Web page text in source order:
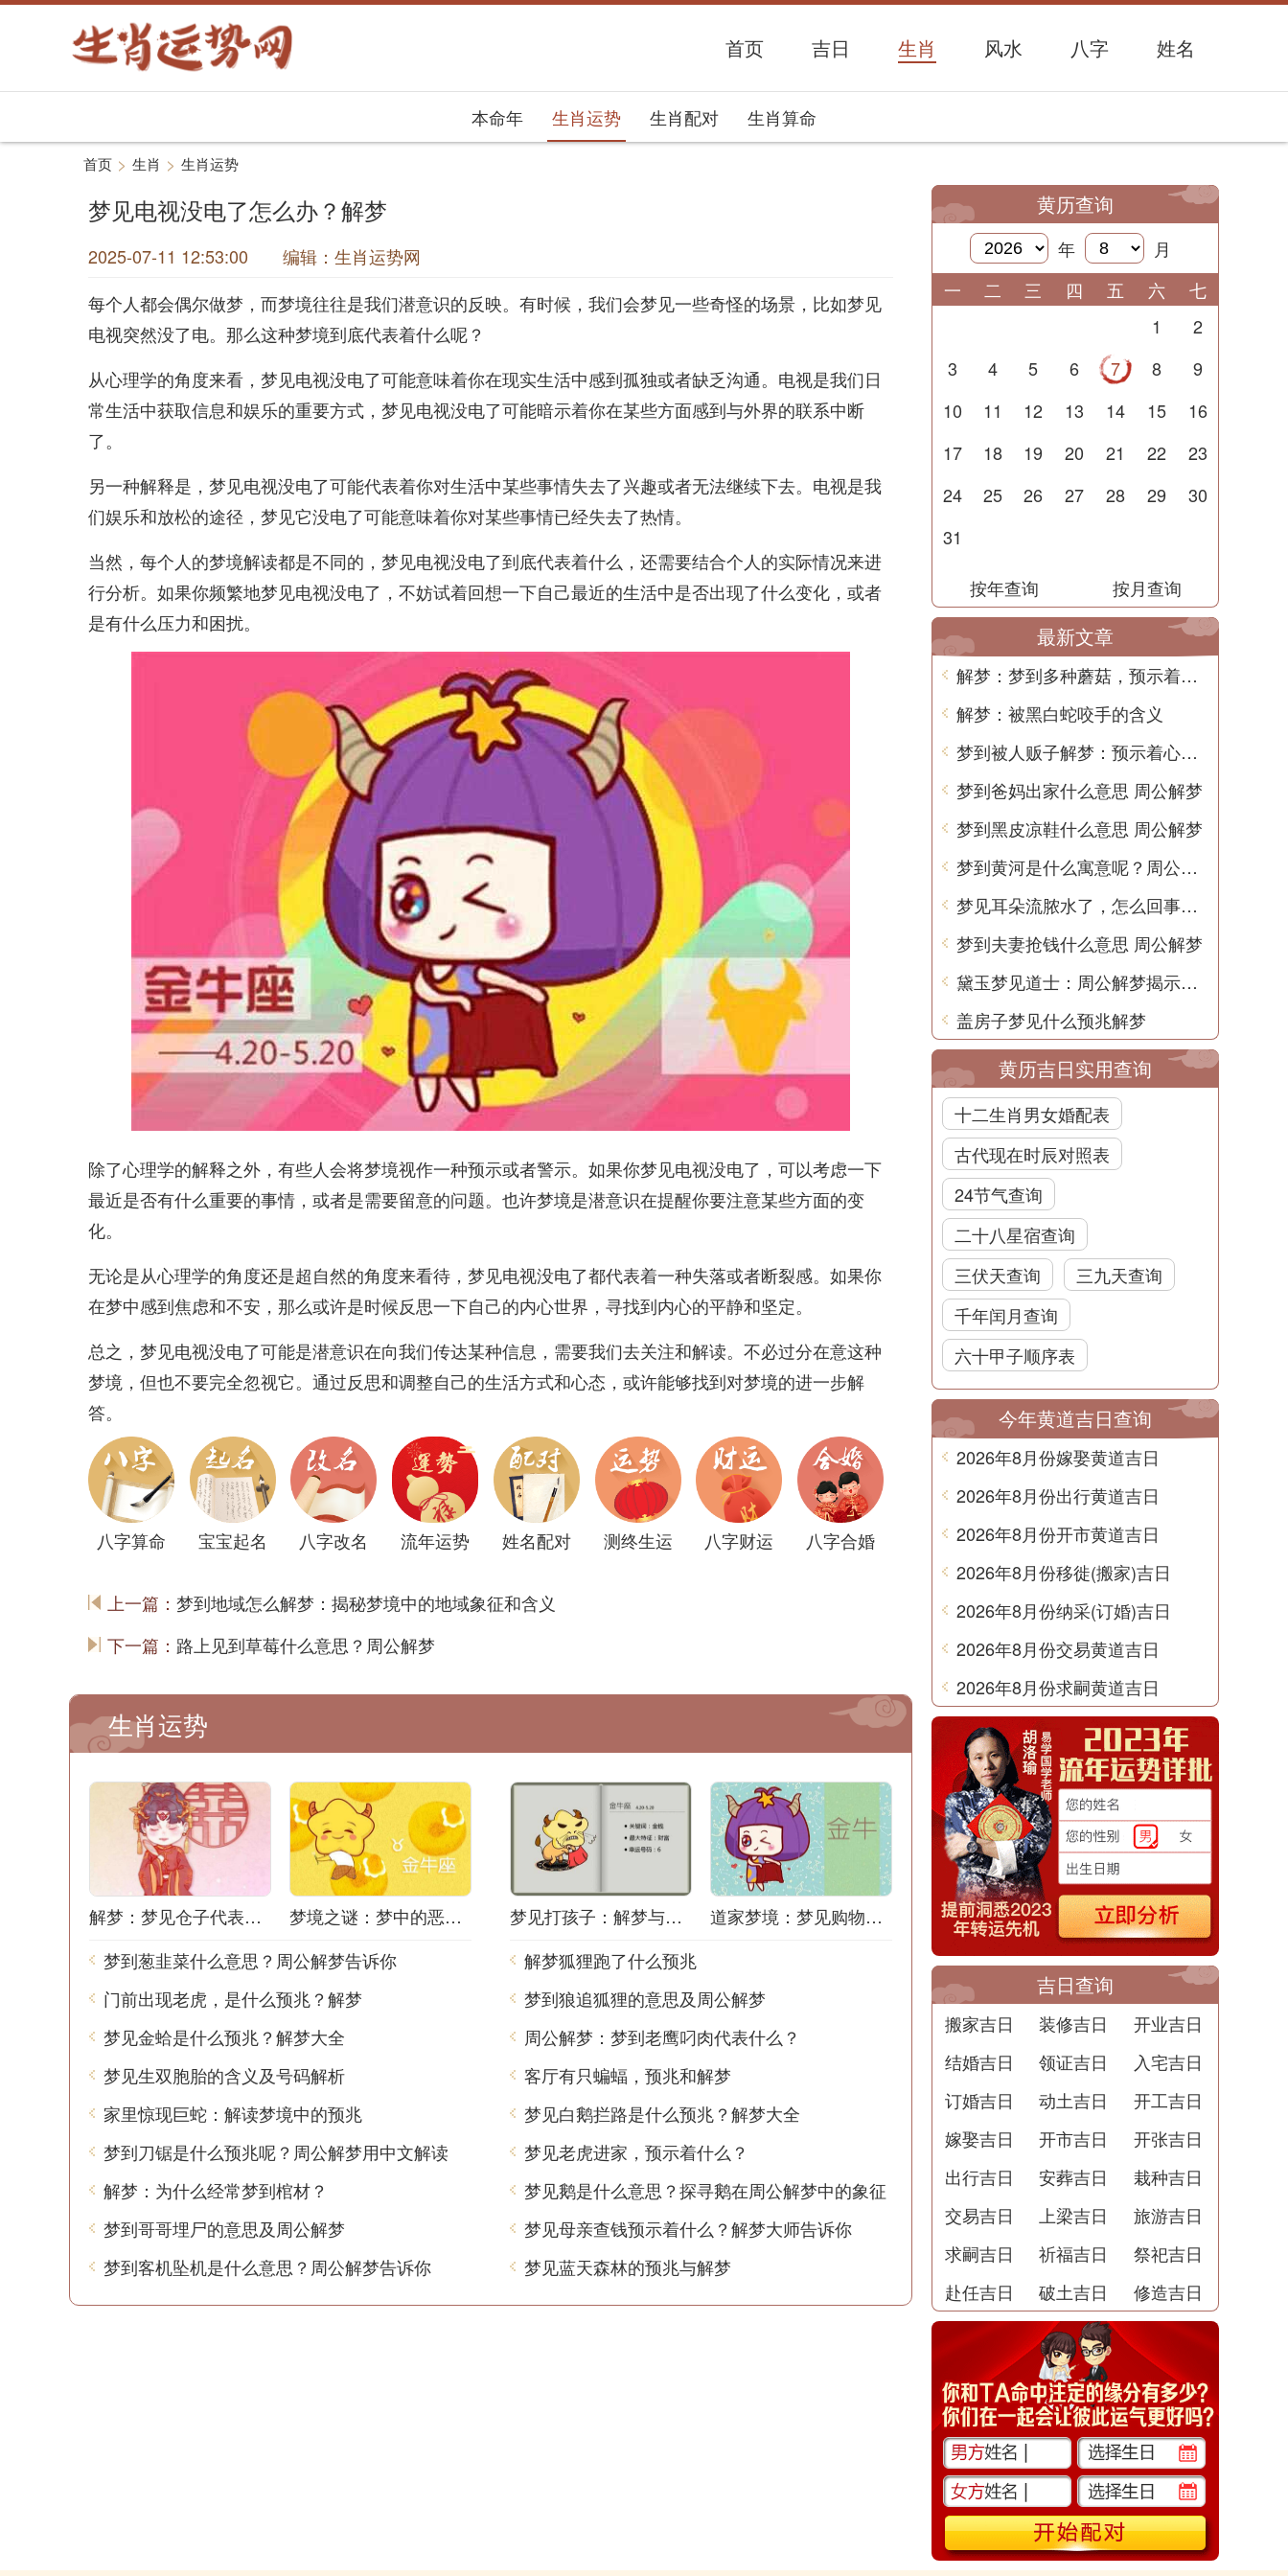
首页 吉日 生肖 风水 八字 姓名
本命年 生肖运势 生肖配对 生肖算命
首页 > 生肖 > 生肖运势
梦见电视没电了怎么办？解梦
2025-07-11 12:53:00 编辑：生肖运势网
每个人都会偶尔做梦，而梦境往往是我们潜意识的反映。有时候，我们会梦见一些奇怪的场景，比如梦见
电视突然没了电。那么这种梦境到底代表着什么呢？
从心理学的角度来看，梦见电视没电了可能意味着你在现实生活中感到孤独或者缺乏沟通。电视是我们日
常生活中获取信息和娱乐的重要方式，梦见电视没电了可能暗示着你在某些方面感到与外界的联系中断
了。
另一种解释是，梦见电视没电了可能代表着你对生活中某些事情失去了兴趣或者无法继续下去。电视是我
们娱乐和放松的途径，梦见它没电了可能意味着你对某些事情已经失去了热情。
当然，每个人的梦境解读都是不同的，梦见电视没电了到底代表着什么，还需要结合个人的实际情况来进
行分析。如果你频繁地梦见电视没电了，不妨试着回想一下自己最近的生活中是否出现了什么变化，或者
是有什么压力和困扰。
除了心理学的解释之外，有些人会将梦境视作一种预示或者警示。如果你梦见电视没电了，可以考虑一下
最近是否有什么重要的事情，或者是需要留意的问题。也许梦境是潜意识在提醒你要注意某些方面的变
化。
无论是从心理学的角度还是超自然的角度来看待，梦见电视没电了都代表着一种失落或者断裂感。如果你
在梦中感到焦虑和不安，那么或许是时候反思一下自己的内心世界，寻找到内心的平静和坚定。
总之，梦见电视没电了可能是潜意识在向我们传达某种信息，需要我们去关注和解读。不必过分在意这种
梦境，但也不要完全忽视它。通过反思和调整自己的生活方式和心态，或许能够找到对梦境的进一步解
答。
八字算命 宝宝起名 八字改名 流年运势 姓名配对 测终生运 八字财运 八字合婚
上一篇： 梦到地域怎么解梦：揭秘梦境中的地域象征和含义
下一篇： 路上见到草莓什么意思？周公解梦
生肖运势
解梦：梦见仓子代表什么？
梦境之谜：梦中的恶梦该如何解梦？
梦到葱韭菜什么意思？周公解梦告诉你
门前出现老虎，是什么预兆？解梦
梦见金蛤是什么预兆？解梦大全
梦见生双胞胎的含义及号码解析
家里惊现巨蛇：解读梦境中的预兆
梦到刀锯是什么预兆呢？周公解梦用中文解读
解梦：为什么经常梦到棺材？
梦到哥哥埋尸的意思及周公解梦
梦到客机坠机是什么意思？周公解梦告诉你
梦见打孩子：解梦与心理分析
道家梦境：梦见购物的意义
解梦狐狸跑了什么预兆
梦到狼追狐狸的意思及周公解梦
周公解梦：梦到老鹰叼肉代表什么？
客厅有只蝙蝠，预兆和解梦
梦见白鹅拦路是什么预兆？解梦大全
梦见老虎进家，预示着什么？
梦见鹅是什么意思？探寻鹅在周公解梦中的象征
梦见母亲查钱预示着什么？解梦大师告诉你
梦见蓝天森林的预兆与解梦
黄历查询
年
月
一
二 三 四 五 六
七
1
2
3
4 5 6 7 8
9
10
11 12 13 14 15
16
17
18 19 20 21 22
23
24
25 26 27 28 29
30
31
按年查询 按月查询
最新文章
解梦：梦到多种蘑菇，预示着什么？
解梦：被黑白蛇咬手的含义
梦到被人贩子解梦：预示着心理压力和恐惧的释放
梦到爸妈出家什么意思 周公解梦
梦到黑皮凉鞋什么意思 周公解梦
梦到黄河是什么寓意呢？周公解梦
梦见耳朵流脓水了，怎么回事？探寻梦境之谜
梦到夫妻抢钱什么意思 周公解梦
黛玉梦见道士：周公解梦揭示的心理意义
盖房子梦见什么预兆解梦
黄历吉日实用查询
十二生肖男女婚配表
古代现在时辰对照表
24节气查询
二十八星宿查询
三伏天查询
三九天查询
千年闰月查询
六十甲子顺序表
今年黄道吉日查询
2026年8月份嫁娶黄道吉日
2026年8月份出行黄道吉日
2026年8月份开市黄道吉日
2026年8月份移徙(搬家)吉日
2026年8月份纳采(订婚)吉日
2026年8月份交易黄道吉日
2026年8月份求嗣黄道吉日
吉日查询
搬家吉日 装修吉日
开业吉日
结婚吉日
领证吉日
入宅吉日
订婚吉日
动土吉日
开工吉日
嫁娶吉日
开市吉日
开张吉日
出行吉日
安葬吉日
栽种吉日
交易吉日
上梁吉日
旅游吉日
求嗣吉日
祈福吉日
祭祀吉日
赴任吉日
破土吉日 修造吉日